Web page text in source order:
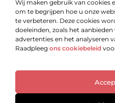
Wij maken gebruik van cookies
om te begrijpen hoe u onze
te verbeteren. Deze cookies
doeleinden, zoals het
advertenties en het analyseren
Raadpleeg ons cookiebeleid
Altijd op zoek
Lees, leer en ontdek